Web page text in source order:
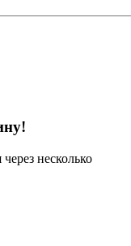
несколько